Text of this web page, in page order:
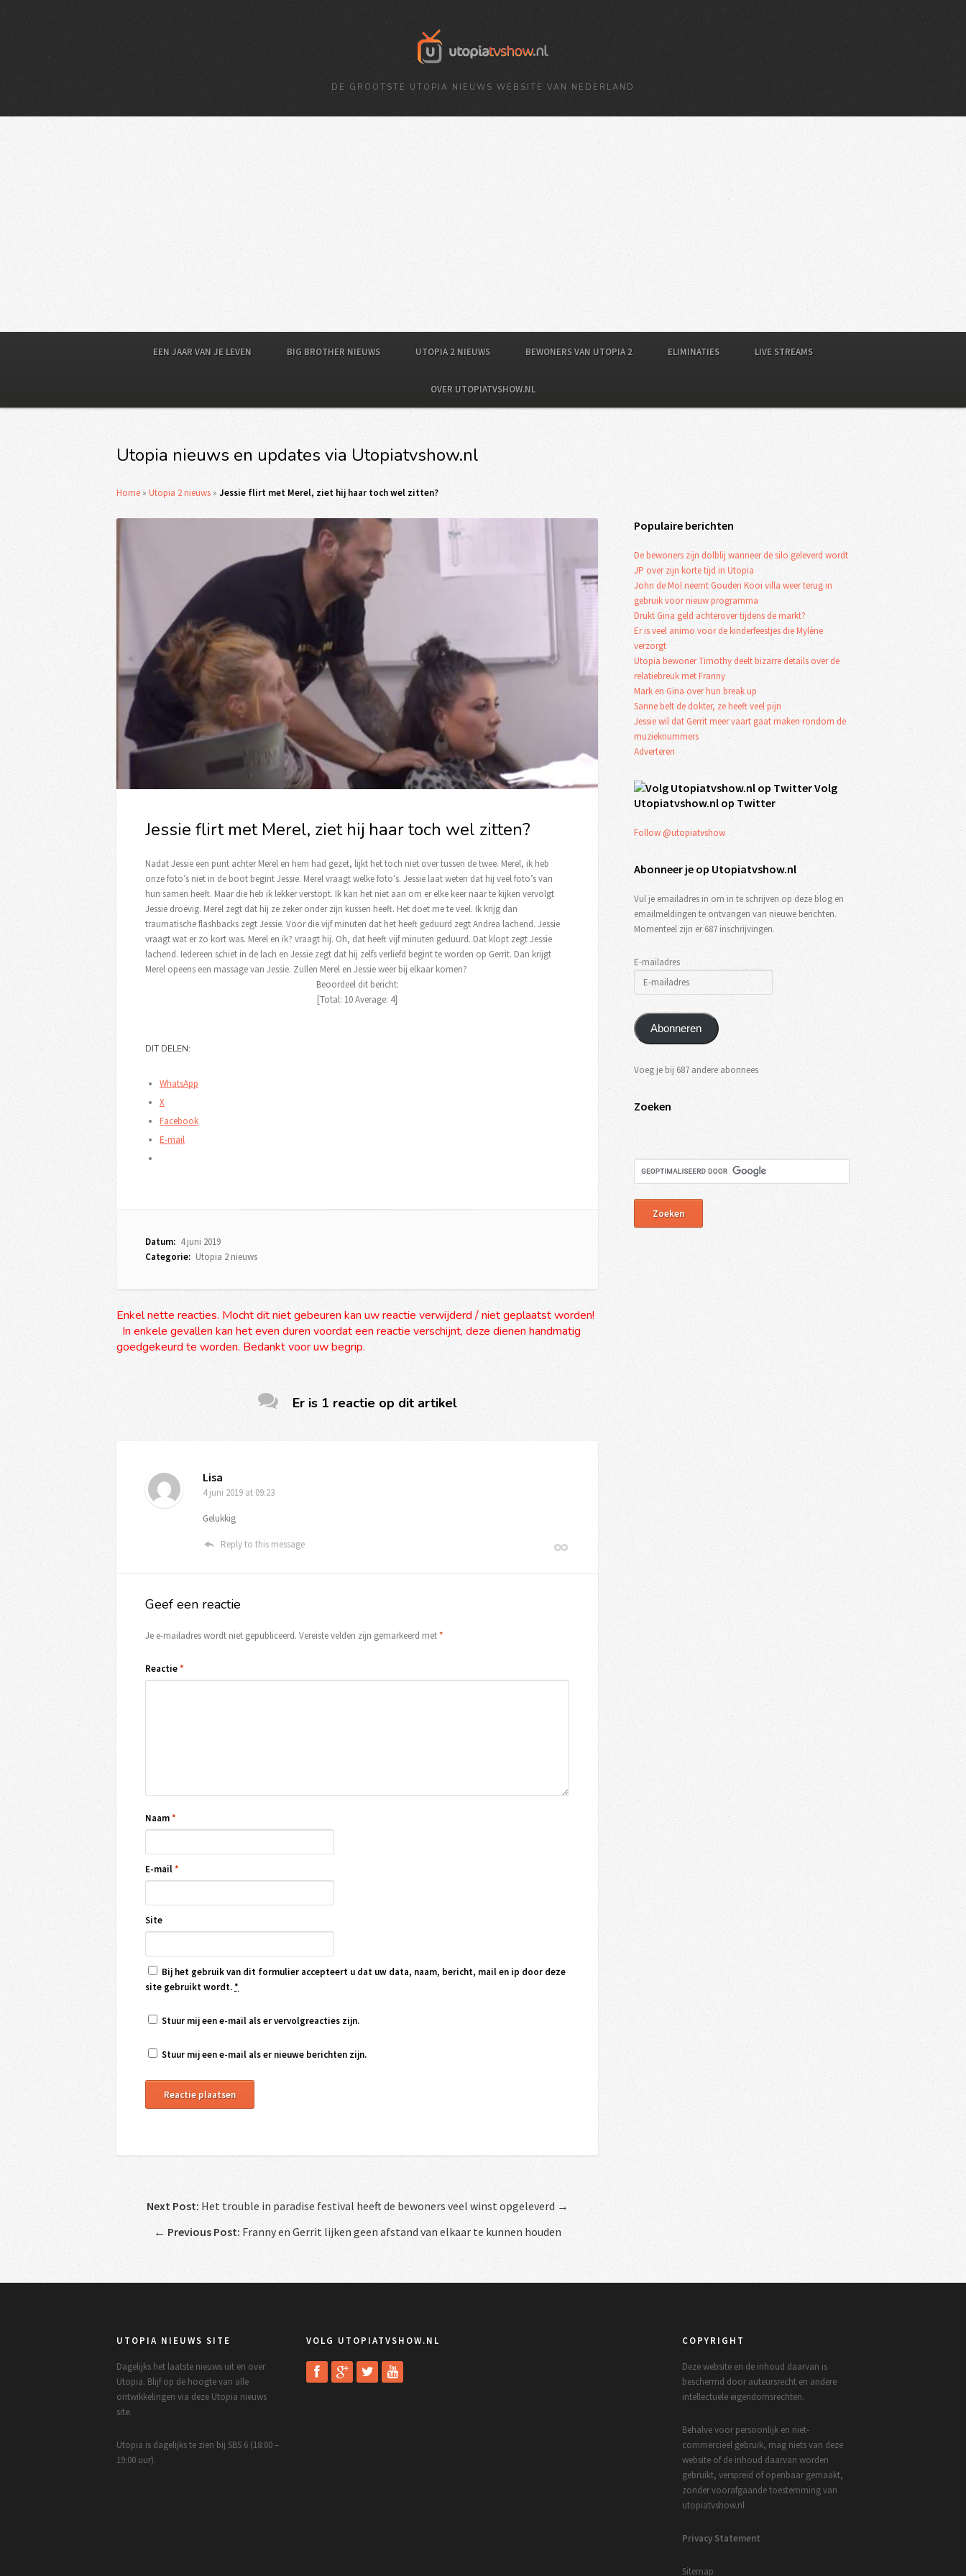
DE GROOTSTE UTOPIA NIEUWS WEBSITE VAN NEDERLAND
EEN JAAR VAN JE LEVEN BIG BROTHER NIEUWS UTOPIA 2 NIEUWS BEWONERS VAN UTOPIA 2 ELIMINATIES LIVE STREAMS
OVER UTOPIATVSHOW.NL
Utopia nieuws en updates via Utopiatvshow.nl
Home » Utopia 2 nieuws » Jessie flirt met Merel, ziet hij haar toch wel zitten?
Jessie flirt met Merel, ziet hij haar toch wel zitten?
Nadat Jessie een punt achter Merel en hem had gezet, lijkt het toch niet over tussen de twee. Merel, ik heb
onze foto’s niet in de boot begint Jessie. Merel vraagt welke foto’s. Jessie laat weten dat hij veel foto’s van
hun samen heeft. Maar die heb ik lekker verstopt. Ik kan het niet aan om er elke keer naar te kijken vervolgt
Jessie droevig. Merel zegt dat hij ze zeker onder zijn kussen heeft. Het doet me te veel. Ik krijg dan
traumatische flashbacks zegt Jessie. Voor die vijf minuten dat het heeft geduurd zegt Andrea lachend. Jessie
vraagt wat er zo kort was. Merel en ik? vraagt hij. Oh, dat heeft vijf minuten geduurd. Dat klopt zegt Jessie
lachend. Iedereen schiet in de lach en Jessie zegt dat hij zelfs verliefd begint te worden op Gerrit. Dan krijgt
Merel opeens een massage van Jessie. Zullen Merel en Jessie weer bij elkaar komen?
Beoordeel dit bericht:
[Total: 10Average: 4]
DIT DELEN:
WhatsApp
X
Facebook
E-mail
Datum: 4 juni 2019
Categorie: Utopia 2 nieuws
Enkel nette reacties. Mocht dit niet gebeuren kan uw reactie verwijderd / niet geplaatst worden!
In enkele gevallen kan het even duren voordat een reactie verschijnt, deze dienen handmatig
goedgekeurd te worden. Bedankt voor uw begrip.
Er is 1 reactie op dit artikel
Lisa
4 juni 2019 at 09:23
Gelukkig
Reply to this message
Geef een reactie
Je e-mailadres wordt niet gepubliceerd. Vereiste velden zijn gemarkeerd met*
Reactie*
Naam*
E-mail*
Site
Bij het gebruik van dit formulier accepteert u dat uw data, naam, bericht, mail en ip door deze
site gebruikt wordt.*
Stuur mij een e-mail als er vervolgreacties zijn.
Stuur mij een e-mail als er nieuwe berichten zijn.
Next Post: Het trouble in paradise festival heeft de bewoners veel winst opgeleverd →
← Previous Post: Franny en Gerrit lijken geen afstand van elkaar te kunnen houden
Populaire berichten
De bewoners zijn dolblij wanneer de silo geleverd wordt
JP over zijn korte tijd in Utopia
John de Mol neemt Gouden Kooi villa weer terug in
gebruik voor nieuw programma
Drukt Gina geld achterover tijdens de markt?
Er is veel animo voor de kinderfeestjes die Mylène
verzorgt
Utopia bewoner Timothy deelt bizarre details over de
relatiebreuk met Franny
Mark en Gina over hun break up
Sanne belt de dokter, ze heeft veel pijn
Jessie wil dat Gerrit meer vaart gaat maken rondom de
muzieknummers
Adverteren
Volg
Utopiatvshow.nl op Twitter
Follow @utopiatvshow
Abonneer je op Utopiatvshow.nl
Vul je emailadres in om in te schrijven op deze blog en
emailmeldingen te ontvangen van nieuwe berichten.
Momenteel zijn er 687 inschrijvingen.
E-mailadres
Abonneren
Voeg je bij 687 andere abonnees
Zoeken
UTOPIA NIEUWS SITE
Dagelijks het laatste nieuws uit en over
Utopia. Blijf op de hoogte van alle
ontwikkelingen via deze Utopia nieuws
site.
Utopia is dagelijks te zien bij SBS 6 (18:00 –
19:00 uur).
VOLG UTOPIATVSHOW.NL COPYRIGHT
Deze website en de inhoud daarvan is
beschermd door auteursrecht en andere
intellectuele eigendomsrechten.
Behalve voor persoonlijk en niet-
commercieel gebruik, mag niets van deze
website of de inhoud daarvan worden
gebruikt, verspreid of openbaar gemaakt,
zonder voorafgaande toestemming van
utopiatvshow.nl
Privacy Statement
Sitemap